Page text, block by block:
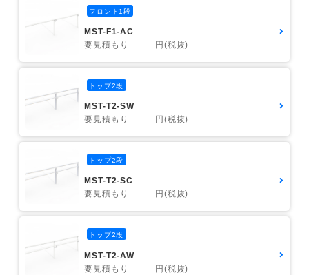
フロント1段
MST-F1-AC
要見積もり 円(税抜)
トップ2段
MST-T2-SW
要見積もり 円(税抜)
トップ2段
MST-T2-SC
要見積もり 円(税抜)
トップ2段
MST-T2-AW
要見積もり 円(税抜)